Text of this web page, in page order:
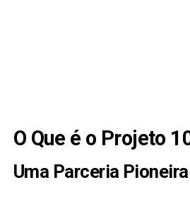
O Que é o Projeto
Uma Parceria Pioneira